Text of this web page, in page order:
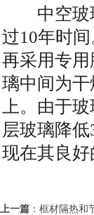
中空玻璃
过10年时
再采用专
璃中间为
上。由于
层玻璃降
现在其良好
上一篇 ： 框材隔热和